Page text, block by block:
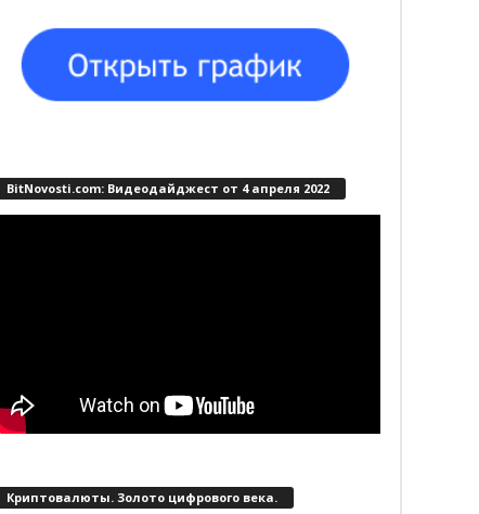
BitNovosti.com: Видеодайджест от 4 апреля 2022
Криптовалюты. Золото цифрового века.